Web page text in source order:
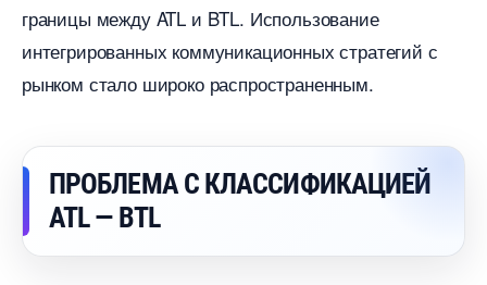
раницы между ATL и BTL. Использование
интегрированных коммуникационных стратегий с
рынком стало широко распространенным.
ПРОБЛЕМА С КЛАССИФИКАЦИЕЙ
ATL — BTL